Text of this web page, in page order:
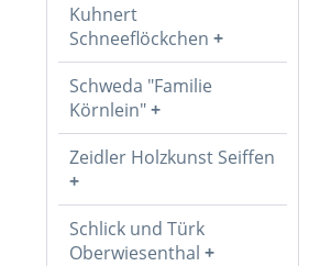
Kuhnert
Schneeflöckchen
Schweda "Familie
Körnlein"
Zeidler Holzkunst Seiffen
Schlick und Türk
Oberwiesenthal